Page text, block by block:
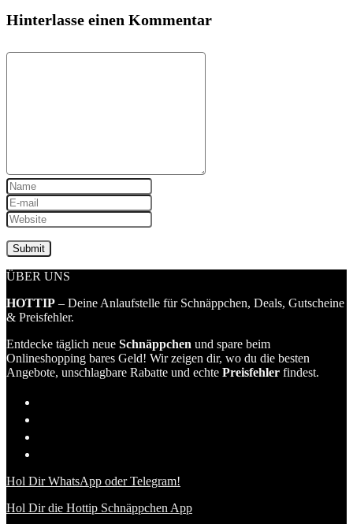
Hinterlasse einen Kommentar
ÜBER UNS
HOTTIP – Deine Anlaufstelle für Schnäppchen, Deals, Gutscheine
& Preisfehler.
Entdecke täglich neue Schnäppchen und spare beim
Onlineshopping bares Geld! Wir zeigen dir, wo du die besten
Angebote, unschlagbare Rabatte und echte Preisfehler findest.
Hol Dir WhatsApp oder Telegram!
Hol Dir die Hottip Schnäppchen App